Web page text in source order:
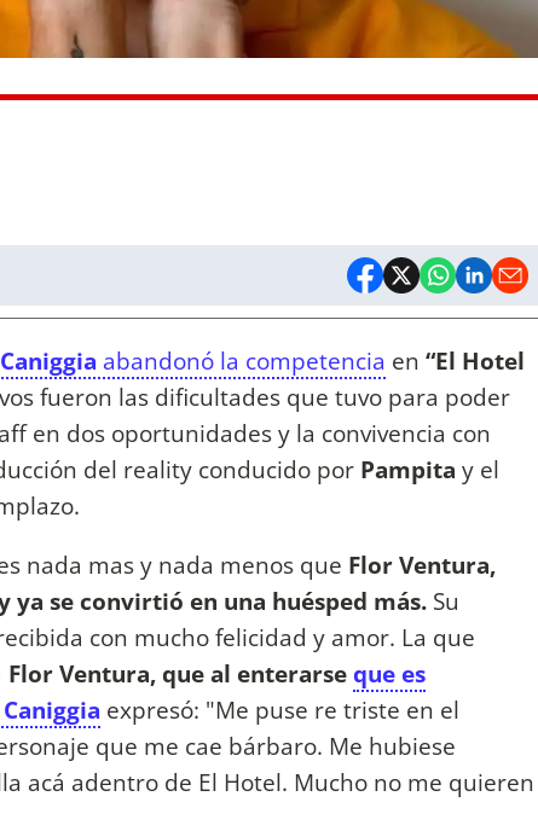
abandonó la competencia en “El Hotel
fueron las dificultades que tuvo para poder
en dos oportunidades y la convivencia con
del reality conducido por Pampita y el
nada mas y nada menos que Flor Ventura,
ya se convirtió en una huésped más. Su
con mucho felicidad y amor. La que
Flor Ventura, que al enterarseque es
expresó: "Me puse re triste en el
que me cae bárbaro. Me hubiese
acá adentro de El Hotel. Mucho no me quieren